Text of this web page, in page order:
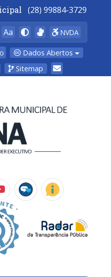
(28) 99884-3729
Aa NVDA
Dados Abertos
Sitemap